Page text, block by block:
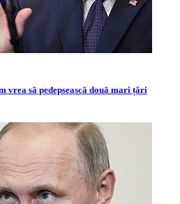
vrea să pedepsească două mari țări